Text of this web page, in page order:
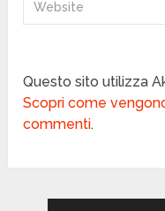
Questo sito utilizza
Scopri come
commenti.